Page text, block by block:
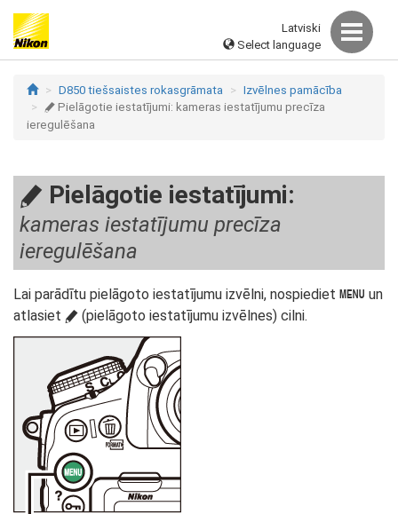
Latviski
Select language
D850 tiešsaistes rokasgrāmata Izvēlnes pamācība
A Pielāgotie iestatījumi: kameras iestatījumu precīza
ieregulēšana
A Pielāgotie iestatījumi:
kameras iestatījumu precīza
ieregulēšana
Lai parādītu pielāgoto iestatījumu izvēlni, nospiediet G un
atlasiet A (pielāgoto iestatījumu izvēlnes) cilni.